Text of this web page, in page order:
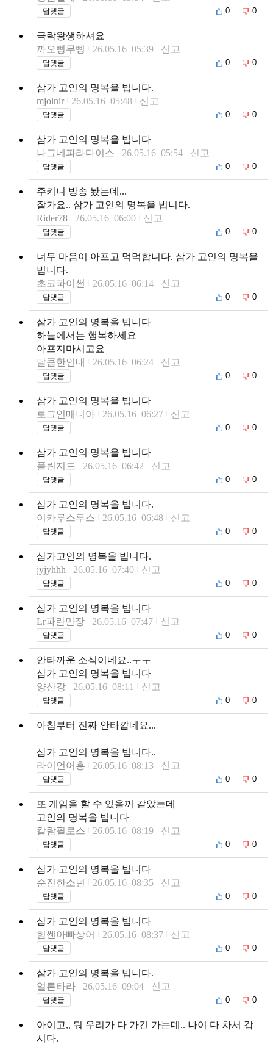
답댓글 0 0
극락왕생하셔요
까오삥무삥
26.05.16 05:39 신고
답댓글 0 0
삼가 고인의 명복을 빕니다.
mjolnir
26.05.16 05:48 신고
답댓글 0 0
삼가 고인의 명복을 빕니다
나그네파라다이스
26.05.16 05:54 신고
답댓글 0 0
주키니 방송 봤는데...
잘가요.. 삼가 고인의 명복을 빕니다.
Rider78
26.05.16 06:00 신고
답댓글 0 0
너무 마음이 아프고 먹먹합니다. 삼가 고인의 명복을
빕니다.
초코파이썬
26.05.16 06:14 신고
답댓글 0 0
삼가 고인의 명복을 빕니다
하늘에서는 행복하세요
아프지마시고요
달콤한인내
26.05.16 06:24 신고
답댓글 0 0
삼가 고인의 명복을 빕니다
로그인매니아
26.05.16 06:27 신고
답댓글 0 0
삼가 고인의 명복을 빕니다
풀린지드
26.05.16 06:42 신고
답댓글 0 0
삼가 고인의 명복을 빕니다.
이카루스루스
26.05.16 06:48 신고
답댓글 0 0
삼가고인의 명복을 빕니다.
jyjyhhh
26.05.16 07:40 신고
답댓글 0 0
삼가 고인의 명복을 빕니다
Lr파란만장
26.05.16 07:47 신고
답댓글 0 0
안타까운 소식이네요..ㅜㅜ
삼가 고인의 명복을 빕니다
양산강
26.05.16 08:11 신고
답댓글 0 0
아침부터 진짜 안타깝네요...
삼가 고인의 명복을 빕니다..
라이언어흥
26.05.16 08:13 신고
답댓글 0 0
또 게임을 할 수 있을꺼 같았는데
고인의 명복을 빕니다
칼람필로스
26.05.16 08:19 신고
답댓글 0 0
삼가 고인의 명복을 빕니다
순진한소년
26.05.16 08:35 신고
답댓글 0 0
삼가 고인의 명복을 빕니다
힘쎈아빠상어
26.05.16 08:37 신고
답댓글 0 0
삼가 고인의 명복을 빕니다.
얼른타라
26.05.16 09:04 신고
답댓글 0 0
아이고,, 뭐 우리가 다 가긴 가는데.. 나이 다 차서 갑
시다.